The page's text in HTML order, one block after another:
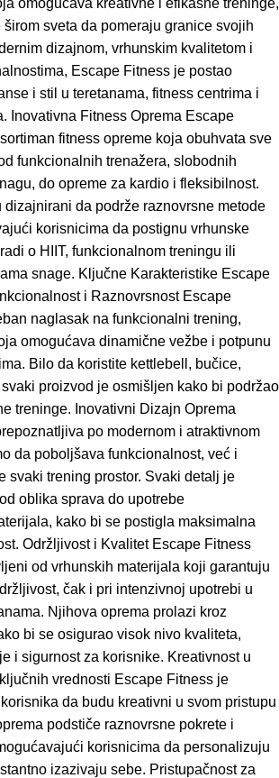
sveta da pomeraju granice svojih
dizajnom, vrhunskim kvalitetom i
Escape Fitness je postao
i stil u teretanama, fitness centrima i
Inovativna Fitness Oprema Escape
fitness opreme koja obuhvata sve
funkcionalnih trenažera, slobodnih
do opreme za kardio i fleksibilnost.
dizajnirani da podrže raznovrsne metode
korisnicima da postignu vrhunske
o HIIT, funkcionalnom treningu ili
snage. Ključne Karakteristike Escape
i Raznovrsnost Escape
naglasak na funkcionalni trening,
omogućava dinamične vežbe i potpunu
Bilo da koristite kettlebell, bučice,
proizvod je osmišljen kako bi podržao
treninge. Inovativni Dizajn Oprema
po modernom i atraktivnom
da poboljšava funkcionalnost, već i
svaki trening prostor. Svaki detalj je
oblika sprava do upotrebe
kako bi se postigla maksimalna
Održljivost i Kvalitet Escape Fitness
od vrhunskih materijala koji garantuju
čak i pri intenzivnoj upotrebi u
Njihova oprema prolazi kroz
bi se osigurao visok nivo kvaliteta,
i sigurnost za korisnike. Kreativnost u
vrednosti Escape Fitness je
da budu kreativni u svom pristupu
podstiče raznovrsne pokrete i
korisnicima da personalizuju
izazivaju sebe. Pristupačnost za